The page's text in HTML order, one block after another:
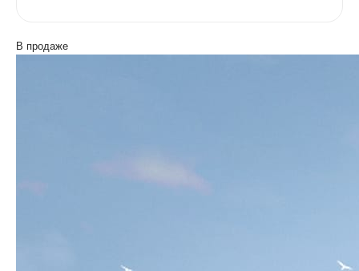
В продаже